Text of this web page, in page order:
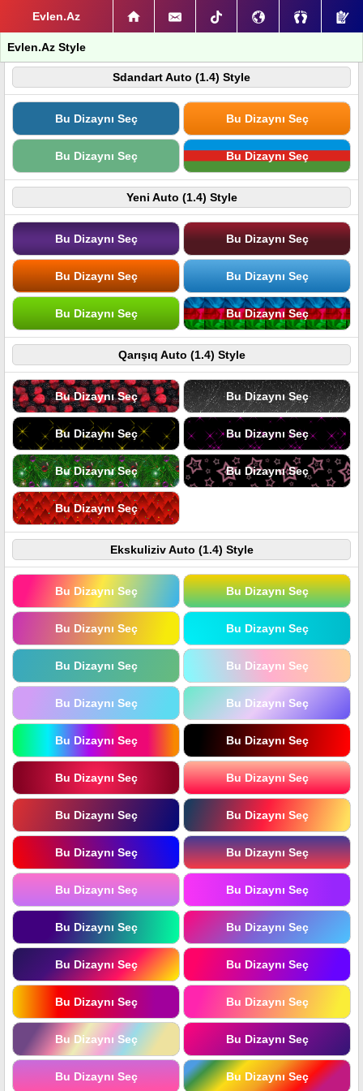
Evlen.Az
Evlen.Az Style
Sdandart Auto (1.4) Style
Bu Dizaynı Seç Bu Dizaynı Seç
Bu Dizaynı Seç Bu Dizaynı Seç
Yeni Auto (1.4) Style
Bu Dizaynı Seç Bu Dizaynı Seç
Bu Dizaynı Seç Bu Dizaynı Seç
Bu Dizaynı Seç Bu Dizaynı Seç
Qarışıq Auto (1.4) Style
Bu Dizaynı Seç Bu Dizaynı Seç
Bu Dizaynı Seç Bu Dizaynı Seç
Bu Dizaynı Seç Bu Dizaynı Seç
Bu Dizaynı Seç
Ekskuliziv Auto (1.4) Style
Bu Dizaynı Seç Bu Dizaynı Seç
Bu Dizaynı Seç Bu Dizaynı Seç
Bu Dizaynı Seç Bu Dizaynı Seç
Bu Dizaynı Seç Bu Dizaynı Seç
Bu Dizaynı Seç Bu Dizaynı Seç
Bu Dizaynı Seç Bu Dizaynı Seç
Bu Dizaynı Seç Bu Dizaynı Seç
Bu Dizaynı Seç Bu Dizaynı Seç
Bu Dizaynı Seç Bu Dizaynı Seç
Bu Dizaynı Seç Bu Dizaynı Seç
Bu Dizaynı Seç Bu Dizaynı Seç
Bu Dizaynı Seç Bu Dizaynı Seç
Bu Dizaynı Seç Bu Dizaynı Seç
Bu Dizaynı Seç Bu Dizaynı Seç